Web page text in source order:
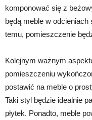
komponować się z
będą meble w
temu, pomieszczenie
Kolejnym ważnym
pomieszczeniu
postawić na meble o
Taki styl będzie idealnie
płytek. Ponadto, meble